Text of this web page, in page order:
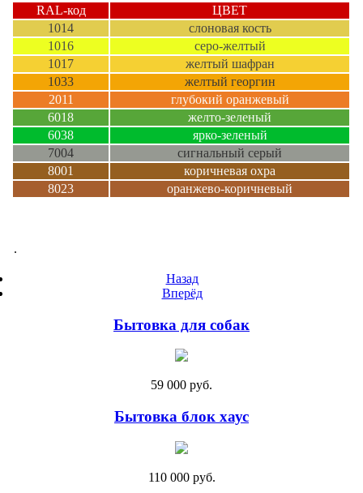
RAL-код
ЦВЕТ
1014
слоновая кость
1016
серо-желтый
1017
желтый шафран
1033
желтый георгин
2011
глубокий оранжевый
6018
желто-зеленый
6038
ярко-зеленый
7004
сигнальный серый
8001
коричневая охра
8023
оранжево-коричневый
.
Назад
Вперёд
Бытовка для собак
59 000 руб.
Бытовка блок хаус
110 000 руб.